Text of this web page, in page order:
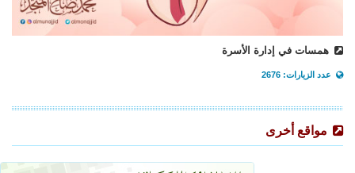
همسات في إدارة الأسرة
عدد الزيارات: 2676
مواقع أخرى